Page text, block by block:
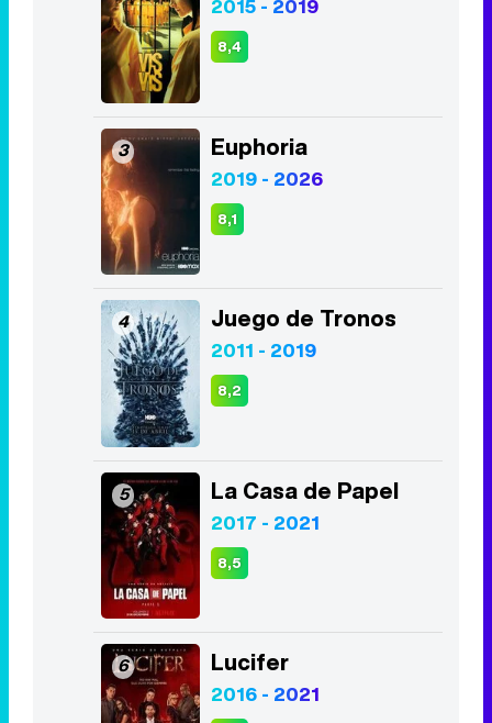
2015 - 2019
8,4
3 Euphoria
2019 - 2026
8,1
4 Juego de Tronos
2011 - 2019
8,2
5 La Casa de Papel
2017 - 2021
8,5
6 Lucifer
2016 - 2021